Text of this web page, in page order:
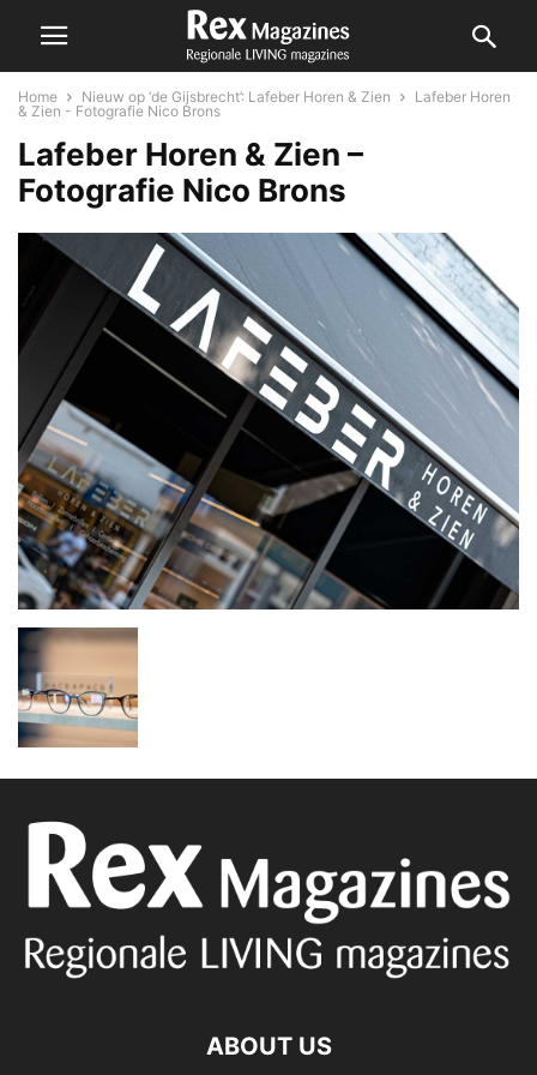
Home Nieuw op ‘de Gijsbrecht’: Lafeber Horen & Zien
Lafeber Horen
& Zien - Fotografie Nico Brons
Lafeber Horen & Zien –
Fotografie Nico Brons
ABOUT US